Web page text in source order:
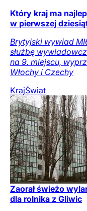
Który kraj ma
w pierwszej
Brytyjski wywiad
służbę
na 9. miejscu,
Włochy i Czechy
KrajŚwiat
Zaorał świeżo
dla rolnika z Gliwic